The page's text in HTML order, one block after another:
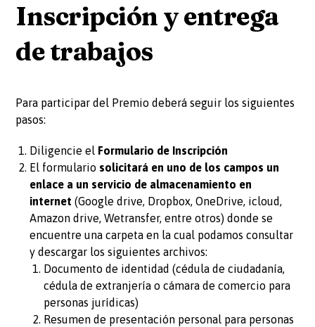
Inscripción y entrega
de trabajos
Para participar del Premio deberá seguir los siguientes
pasos:
Diligencie el Formulario de I​nscripción
El formulario solicitará en uno de los campos un
enlace a un servicio de almacenamiento en
internet (Google drive, Dropbox, OneDrive, icloud,
Amazon drive, Wetransfer, entre otros) donde se
encuentre una carpeta en la cual podamos consultar
y descargar los siguientes archivos:
Documento de identidad (cédula de ciudadanía,
cédula de extranjería o cámara de comercio para
personas jurídicas)
Resumen de presentación personal para personas